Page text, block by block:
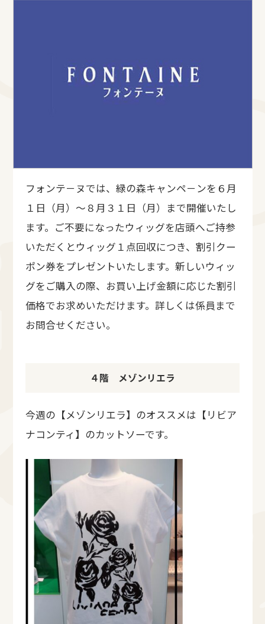
フォンテ－ヌでは、緑の森キャンペ－ンを６月
１日（月）～８月３１日（月）まで開催いたし
ます。ご不要になったウィッグを店頭へご持参
いただくとウィッグ１点回収につき、割引クー
ポン券をプレゼントいたします。新しいウィッ
グをご購入の際、お買い上げ金額に応じた割引
価格でお求めいただけます。詳しくは係員まで
お問合せください。
４階 メゾンリエラ
今週の【メゾンリエラ】のオススメは【リビア
ナコンティ】のカットソーです。